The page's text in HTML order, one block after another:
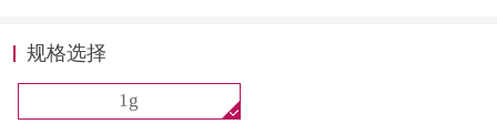
规格选择
1g
购物车
会员中心